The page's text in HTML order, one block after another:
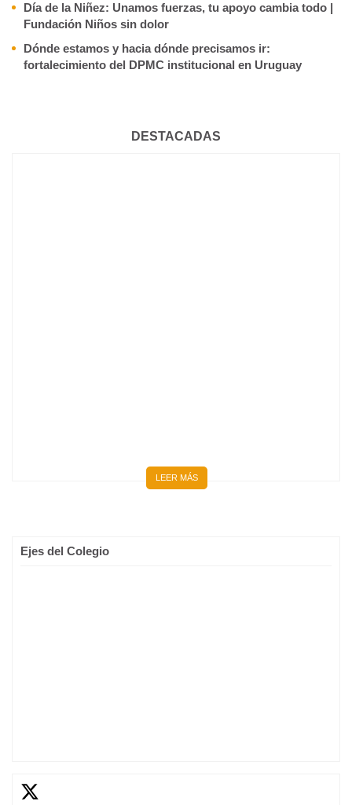
Día de la Niñez: Unamos fuerzas, tu apoyo cambia todo |
Fundación Niños sin dolor
Dónde estamos y hacia dónde precisamos ir:
fortalecimiento del DPMC institucional en Uruguay
DESTACADAS
LEER MÁS
Ejes del Colegio